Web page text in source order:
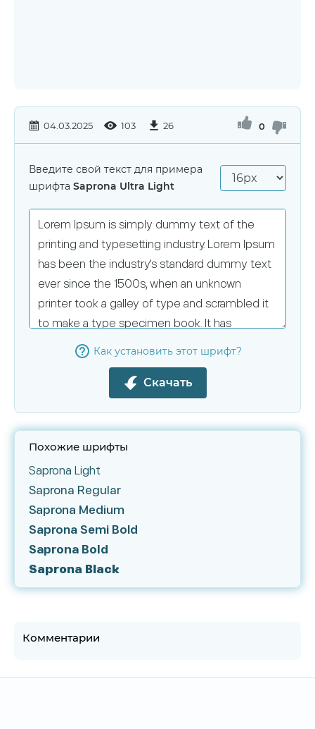
04.03.2025 103 26 0
Введите свой текст для примера
шрифта Saprona Ultra Light
Как установить этот шрифт?
Скачать
Похожие шрифты
Saprona Light
Saprona Regular
Saprona Medium
Saprona Semi Bold
Saprona Bold
Saprona Black
Комментарии